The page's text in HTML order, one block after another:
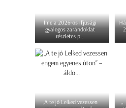
Íme a 2026-os ifjúsági
gyalogos zarándoklat
részletes p...
„A te jó Lelked vezessen